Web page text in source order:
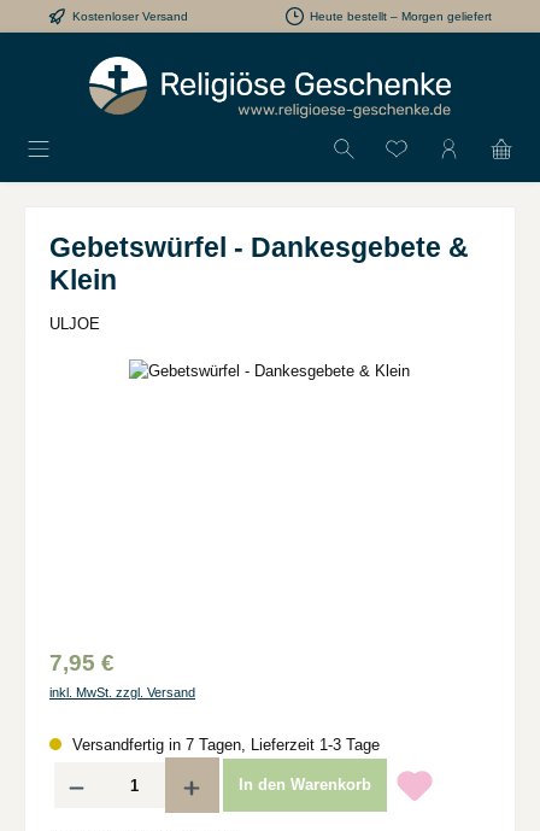
Zum Hauptinhalt springen
Kostenloser Versand Heute bestellt – Morgen geliefert
Du hast 0
Gebetswürfel - Dankesgebete &
Klein
ULJOE
Bildergalerie überspringen
7,95 €
inkl. MwSt. zzgl. Versand
Versandfertig in 7 Tagen, Lieferzeit 1-3 Tage
Produkt Anzahl: Gib den gewünschten Wert ein oder benutze die Schaltflächen
In den Warenkorb